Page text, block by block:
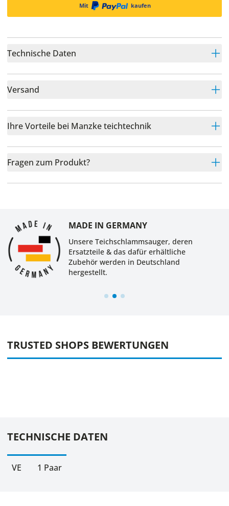
Mit kaufen
Technische Daten
Versand
Ihre Vorteile bei Manzke teichtechnik
Fragen zum Produkt?
MADE IN GERMANY
Unsere Teichschlammsauger, deren
Ersatzteile & das dafür erhältliche
Zubehör werden in Deutschland
hergestellt.
TRUSTED SHOPS BEWERTUNGEN
TECHNISCHE DATEN
VE 1 Paar